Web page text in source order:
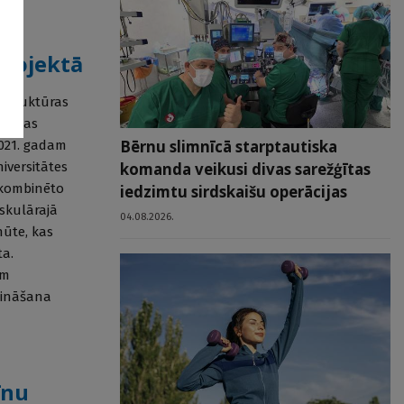
gadam
kas
Bērnu slimnīcā starptautiska
komanda veikusi divas sarežģītas
iedzimtu sirdskaišu operācijas
04.08.2026.